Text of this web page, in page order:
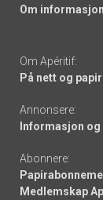
Om
Om Apéritif:
På nett og
Annonsere:
Informasjon
Abonnere:
Medlemskap